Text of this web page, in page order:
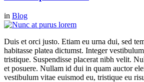
in Blog
Duis et orci justo. Etiam eu urna dui, sed
habitasse platea dictumst. Integer
tristique. Suspendisse placerat nibh velit.
et posuere. Nullam id dui in quam auctor
vestibulum vitae euismod eu, tristique eu